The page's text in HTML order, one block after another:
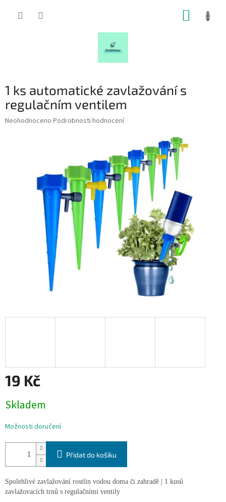
1 ks automatické zavlažování s
regulačním ventilem
Průměrné
hvězdiček.
Neohodnoceno Podrobnosti hodnocení
19 Kč
cena:
Skladem
Možnosti doručení
Přidat do košíku
Spolehlivé zavlažování rostlin vodou doma či zahradě | 1 kusů
zavlažovacích trnů s regulačními ventily